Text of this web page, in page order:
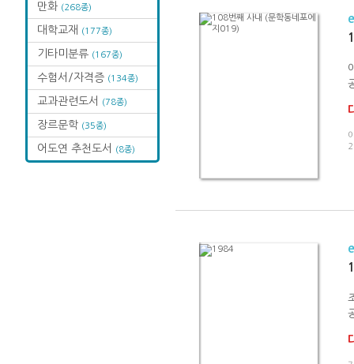
만화 (268종)
대학교재 (177종)
기타미분류 (167종)
수험서/자격증 (134종)
교과관련도서 (78종)
장르문학 (35종)
어도연 추천도서 (8종)